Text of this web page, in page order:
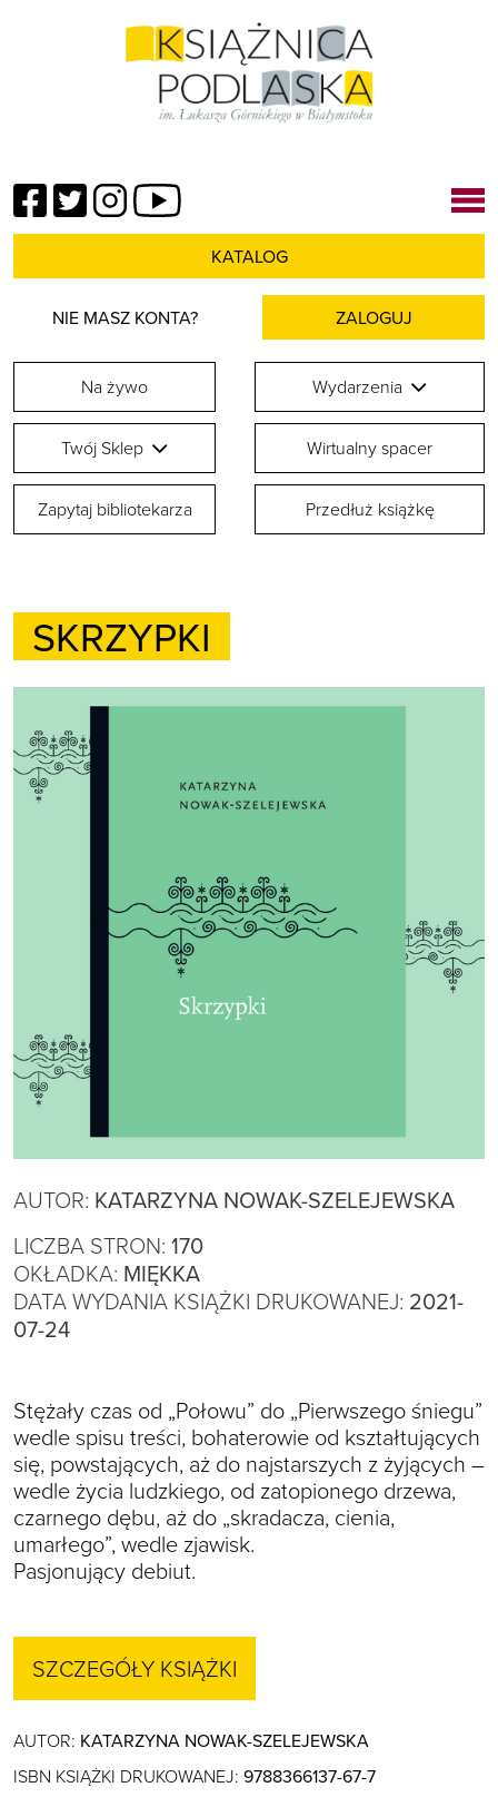
KATALOG
NIE MASZ KONTA? ZALOGUJ
Facebook
TwitterInstagram
YouTube
Na żywo Wydarzenia
Twój Sklep Wirtualny spacer
Zapytaj bibliotekarza Przedłuż książkę
SKRZYPKI
AUTOR: KATARZYNA NOWAK-SZELEJEWSKA
LICZBA STRON: 170
OKŁADKA: MIĘKKA
DATA WYDANIA KSIĄŻKI DRUKOWANEJ: 2021-
07-24
Stężały czas od „Połowu” do „Pierwszego śniegu”
wedle spisu treści, bohaterowie od kształtujących
się, powstających, aż do najstarszych z żyjących –
wedle życia ludzkiego, od zatopionego drzewa,
czarnego dębu, aż do „skradacza, cienia,
umarłego”, wedle zjawisk.
Pasjonujący debiut.
SZCZEGÓŁY KSIĄŻKI
AUTOR: KATARZYNA NOWAK-SZELEJEWSKA
ISBN KSIĄŻKI DRUKOWANEJ: 9788366137-67-7